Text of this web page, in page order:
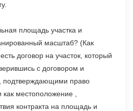
площадь участка и
масштаб? (Как
договор на участок, который
с договором и
подтверждающими право
местоположение ,
контракта на площадь и